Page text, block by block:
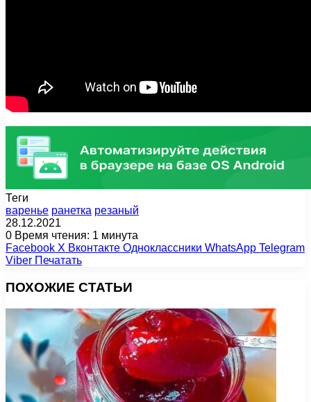
Теги
варенье ранетка резаный
28.12.2021
0 Время чтения: 1 минута
Facebook X Вконтакте Одноклассники WhatsApp Telegram
Viber Печатать
ПОХОЖИЕ СТАТЬИ